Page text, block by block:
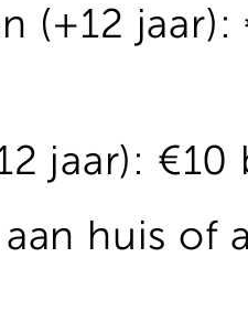
(+12
jaar):
aan huis of